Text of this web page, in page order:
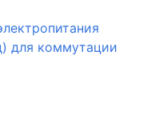
для коммутации